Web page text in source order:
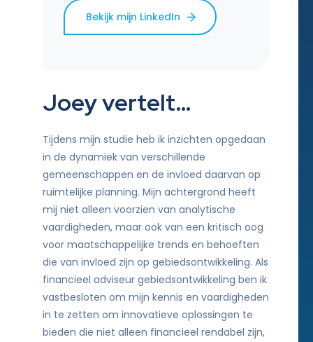
Bekijk mijn LinkedIn
Joey vertelt…
Tijdens mijn studie heb ik inzichten opgedaan
in de dynamiek van verschillende
gemeenschappen en de invloed daarvan op
ruimtelijke planning. Mijn achtergrond heeft
mij niet alleen voorzien van analytische
vaardigheden, maar ook van een kritisch oog
voor maatschappelijke trends en behoeften
die van invloed zijn op gebiedsontwikkeling. Als
financieel adviseur gebiedsontwikkeling ben ik
vastbesloten om mijn kennis en vaardigheden
in te zetten om innovatieve oplossingen te
bieden die niet alleen financieel rendabel zijn,